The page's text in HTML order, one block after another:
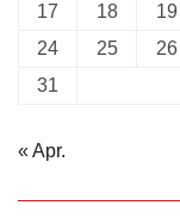
17
18 19
24
25 26
31
« Apr.